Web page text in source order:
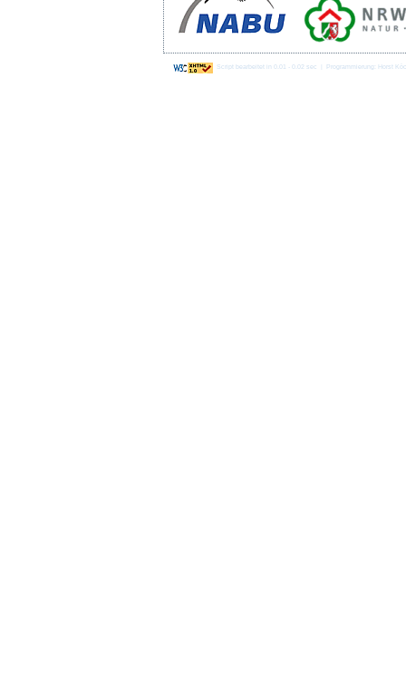
Script bearbeitet in 0.01 - 0.02 sec | Programmierung: Horst